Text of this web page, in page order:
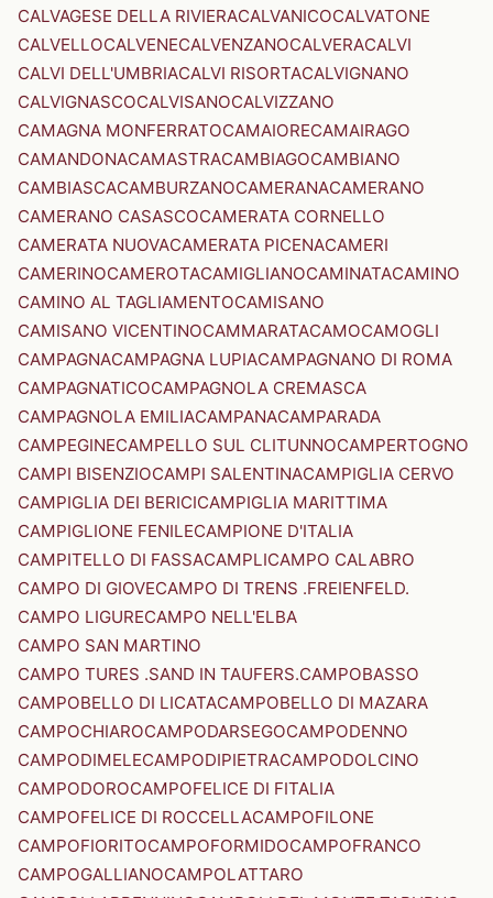
CALVAGESE DELLA RIVIERACALVANICOCALVATONE
CALVELLOCALVENECALVENZANOCALVERACALVI
CALVI DELL'UMBRIACALVI RISORTACALVIGNANO
CALVIGNASCOCALVISANOCALVIZZANO
CAMAGNA MONFERRATOCAMAIORECAMAIRAGO
CAMANDONACAMASTRACAMBIAGOCAMBIANO
CAMBIASCACAMBURZANOCAMERANACAMERANO
CAMERANO CASASCOCAMERATA CORNELLO
CAMERATA NUOVACAMERATA PICENACAMERI
CAMERINOCAMEROTACAMIGLIANOCAMINATACAMINO
CAMINO AL TAGLIAMENTOCAMISANO
CAMISANO VICENTINOCAMMARATACAMOCAMOGLI
CAMPAGNACAMPAGNA LUPIACAMPAGNANO DI ROMA
CAMPAGNATICOCAMPAGNOLA CREMASCA
CAMPAGNOLA EMILIACAMPANACAMPARADA
CAMPEGINECAMPELLO SUL CLITUNNOCAMPERTOGNO
CAMPI BISENZIOCAMPI SALENTINACAMPIGLIA CERVO
CAMPIGLIA DEI BERICICAMPIGLIA MARITTIMA
CAMPIGLIONE FENILECAMPIONE D'ITALIA
CAMPITELLO DI FASSACAMPLICAMPO CALABRO
CAMPO DI GIOVECAMPO DI TRENS .FREIENFELD.
CAMPO LIGURECAMPO NELL'ELBA
CAMPO SAN MARTINO
CAMPO TURES .SAND IN TAUFERS.CAMPOBASSO
CAMPOBELLO DI LICATACAMPOBELLO DI MAZARA
CAMPOCHIAROCAMPODARSEGOCAMPODENNO
CAMPODIMELECAMPODIPIETRACAMPODOLCINO
CAMPODOROCAMPOFELICE DI FITALIA
CAMPOFELICE DI ROCCELLACAMPOFILONE
CAMPOFIORITOCAMPOFORMIDOCAMPOFRANCO
CAMPOGALLIANOCAMPOLATTARO